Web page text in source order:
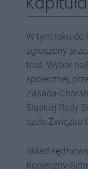
W tym roku do
zgłoszony
trud. Wybór
społecznej,
Zasada-
Śląskiej Rady
czele Związku
Skład
Konieczny-